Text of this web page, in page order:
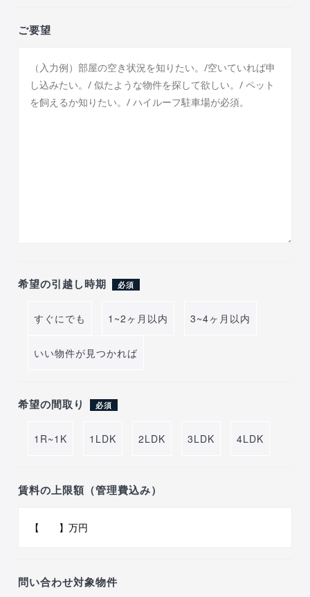
ご要望
希望の引越し時期 必須
すぐにでも 1~2ヶ月以内 3~4ヶ月以内
いい物件が見つかれば
希望の間取り 必須
1R~1K 1LDK 2LDK 3LDK 4LDK
賃料の上限額（管理費込み）
問い合わせ対象物件